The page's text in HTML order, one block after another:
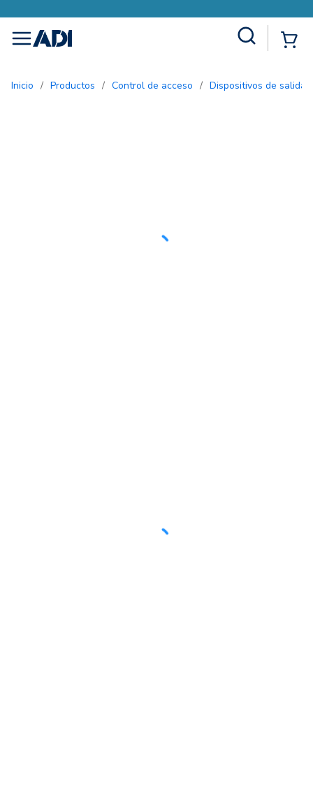
menu
Inicio / Productos / Control de acceso / Dispositivos de salida